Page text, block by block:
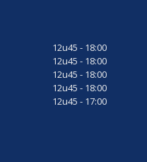
12u45 - 18:00
12u45 - 18:00
12u45 - 18:00
12u45 - 18:00
12u45 - 17:00